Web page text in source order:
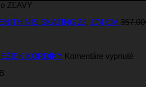
ZĽAVY
NIS SKATING 22, 174 CM 357.00
KORDÍKY Komentáre vypnuté